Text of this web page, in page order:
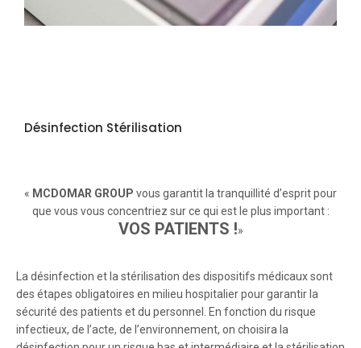
Désinfection Stérilisation
« MCDOMAR GROUP vous garantit la tranquillité d’esprit pour
que vous vous concentriez sur ce qui est le plus important :
VOS PATIENTS !»
La désinfection et la stérilisation des dispositifs médicaux sont
des étapes obligatoires en milieu hospitalier pour garantir la
sécurité des patients et du personnel. En fonction du risque
infectieux, de l’acte, de l’environnement, on choisira la